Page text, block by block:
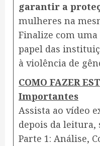
garantir a
mulheres na
Finalize com uma
papel das
à violência de
COMO FAZER
Importantes
Assista ao vídeo
depois da leitura,
Parte 1: Análise,